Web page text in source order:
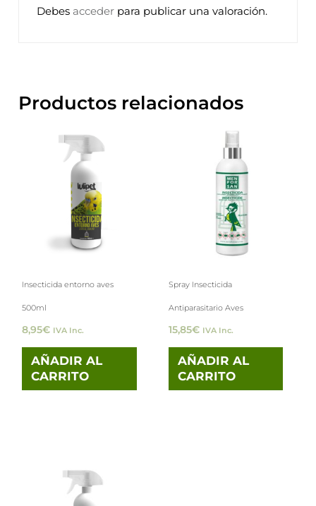
Debes acceder para publicar una valoración.
Productos relacionados
Insecticida entorno aves
500ml
8,95€ IVA Inc.
AÑADIR AL
CARRITO
Spray Insecticida
Antiparasitario Aves
15,85€ IVA Inc.
AÑADIR AL
CARRITO